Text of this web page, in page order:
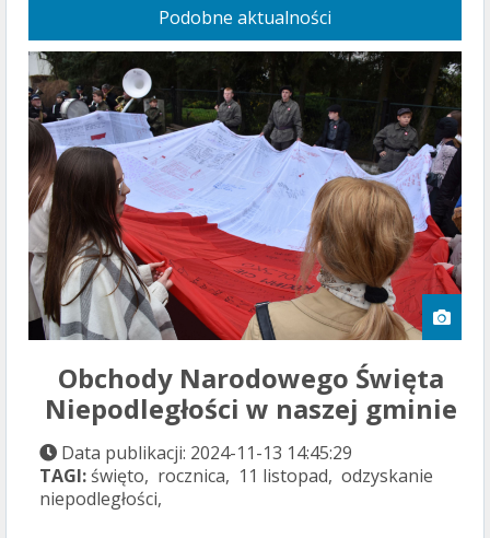
Podobne aktualności
Obchody Narodowego Święta
Niepodległości w naszej gminie
Data publikacji: 2024-11-13 14:45:29
TAGI: święto, rocznica, 11 listopad, odzyskanie
niepodległości,